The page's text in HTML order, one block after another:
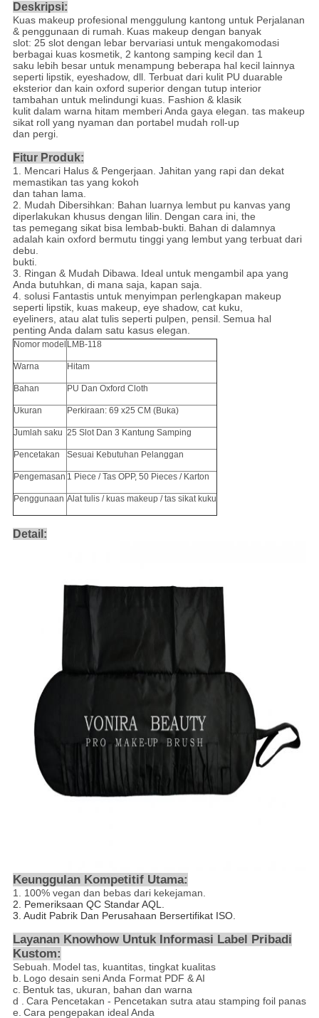
Deskripsi:
Kuas makeup profesional menggulung kantong untuk Perjalanan
& penggunaan di rumah. Kuas makeup dengan banyak
slot: 25 slot dengan lebar bervariasi untuk mengakomodasi
berbagai kuas kosmetik, 2 kantong samping kecil dan 1
saku lebih besar untuk menampung beberapa hal kecil lainnya
seperti lipstik, eyeshadow, dll. Terbuat dari kulit PU duarable
eksterior dan kain oxford superior dengan tutup interior
tambahan untuk melindungi kuas. Fashion & klasik
kulit dalam warna hitam memberi Anda gaya elegan. tas makeup
sikat roll yang nyaman dan portabel mudah roll-up
dan pergi.
Fitur Produk:
1. Mencari Halus & Pengerjaan. Jahitan yang rapi dan dekat
memastikan tas yang kokoh
dan tahan lama.
2. Mudah Dibersihkan: Bahan luarnya lembut pu kanvas yang
diperlakukan khusus dengan lilin. Dengan cara ini, the
tas pemegang sikat bisa lembab-bukti. Bahan di dalamnya
adalah kain oxford bermutu tinggi yang lembut yang terbuat dari
debu.
bukti.
3. Ringan & Mudah Dibawa. Ideal untuk mengambil apa yang
Anda butuhkan, di mana saja, kapan saja.
4. solusi Fantastis untuk menyimpan perlengkapan makeup
seperti lipstik, kuas makeup, eye shadow, cat kuku,
eyeliners, atau alat tulis seperti pulpen, pensil. Semua hal
penting Anda dalam satu kasus elegan.
Nomor model LMB-118
Warna Hitam
Bahan PU Dan Oxford Cloth
Ukuran Perkiraan: 69 x25 CM (Buka)
Jumlah saku 25 Slot Dan 3 Kantung Samping
Pencetakan Sesuai Kebutuhan Pelanggan
Pengemasan 1 Piece / Tas OPP, 50 Pieces / Karton
Penggunaan Alat tulis / kuas makeup / tas sikat kuku
Detail:
Keunggulan Kompetitif Utama:
1. 100% vegan dan bebas dari kekejaman.
2. Pemeriksaan QC Standar AQL.
3. Audit Pabrik Dan Perusahaan Bersertifikat ISO.
Layanan Knowhow Untuk Informasi Label Pribadi
Kustom:
Sebuah. Model tas, kuantitas, tingkat kualitas
b. Logo desain seni Anda Format PDF & AI
c. Bentuk tas, ukuran, bahan dan warna
d . Cara Pencetakan - Pencetakan sutra atau stamping foil panas
e. Cara pengepakan ideal Anda